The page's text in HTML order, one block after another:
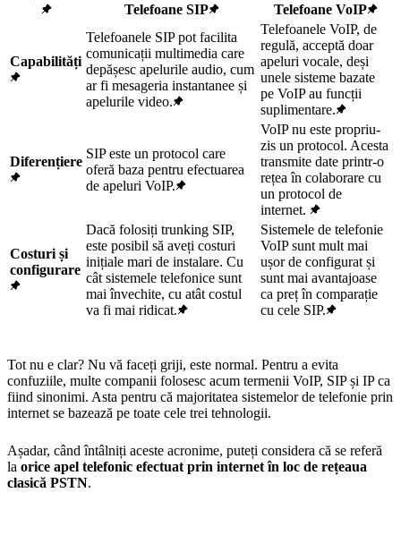
Telefoane SIP
Telefoane VoIP
Capabilități
Telefoanele SIP pot facilita
comunicații multimedia care
depășesc apelurile audio, cum
ar fi mesageria instantanee și
apelurile video.
Telefoanele VoIP, de
regulă, acceptă doar
apeluri vocale, deși
unele sisteme bazate
pe VoIP au funcții
suplimentare.
Diferențiere
SIP este un protocol care
oferă baza pentru efectuarea
de apeluri VoIP.
VoIP nu este propriu-
zis un protocol. Acesta
transmite date printr-o
rețea în colaborare cu
un protocol de
internet.
Costuri și
configurare
Dacă folosiți trunking SIP,
este posibil să aveți costuri
inițiale mari de instalare. Cu
cât sistemele telefonice sunt
mai învechite, cu atât costul
va fi mai ridicat.
Sistemele de telefonie
VoIP sunt mult mai
ușor de configurat și
sunt mai avantajoase
ca preț în comparație
cu cele SIP.
Tot nu e clar? Nu vă faceți griji, este normal. Pentru a evita
confuziile, multe companii folosesc acum termenii VoIP, SIP și IP ca
fiind sinonimi. Asta pentru că majoritatea sistemelor de telefonie prin
internet se bazează pe toate cele trei tehnologii.
Așadar, când întâlniți aceste acronime, puteți considera că se referă
la orice apel telefonic efectuat prin internet în loc de rețeaua
clasică PSTN.